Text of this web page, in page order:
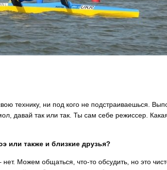
технику, ни под кого не подстраиваешься.
давай так или так. Ты сам себе режиссер.
или также и близкие друзья?
нет. Можем общаться, что-то обсудить, но это